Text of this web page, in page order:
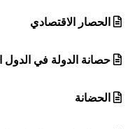
الحصار الاقتصادي
حصانة الدولة في الدول
الحضانة